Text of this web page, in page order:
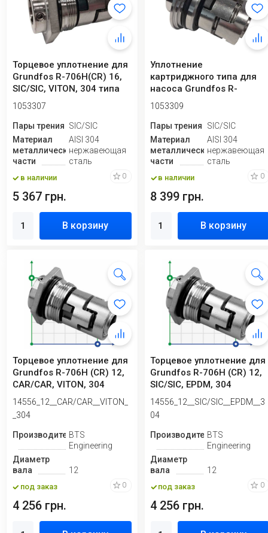
Торцевое уплотнение для
Grundfos R-706H(CR) 16,
SIC/SIC, VITON, 304 типа
Grun...
1053307
Пары трения SIC/SIC
Материал
металлической
части
AISI 304
нержавеющая
сталь
в наличии 0
5 367 грн.
В корзину
Уплотнение
картриджного типа для
насоса Grundfos R-
706H(CR) 22, SIC/SIC,
VITO...
1053309
Пары трения
SIC/SIC
Материал
металлической
части
AISI 304
нержавеющая
сталь
в наличии 0
8 399 грн.
В корзину
Торцевое уплотнение для
Grundfos R-706H (CR) 12,
CAR/CAR, VITON, 304
14556_12__CAR/CAR__VITON_
_304
ПроизводительBTS
Engineering
Диаметр
вала
12
под заказ 0
4 256 грн.
Торцевое уплотнение для
Grundfos R-706H (CR) 12,
SIC/SIC, EPDM, 304
14556_12__SIC/SIC__EPDM__3
04
ПроизводительBTS
Engineering
Диаметр
вала
12
под заказ 0
4 256 грн.